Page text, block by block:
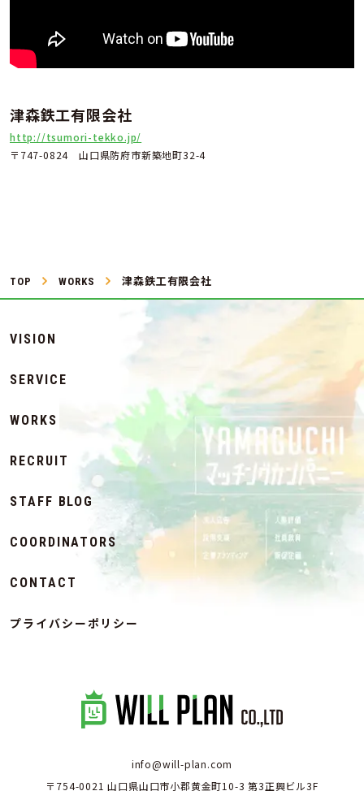
津森鉄工有限会社
http://tsumori-tekko.jp/
〒747-0824 山口県防府市新築地町32-4
TOP WORKS 津森鉄工有限会社
VISION
SERVICE
WORKS
RECRUIT
STAFF BLOG
COORDINATORS
CONTACT
プライバシーポリシー
info@will-plan.com
〒754-0021 山口県山口市小郡黄金町10-3 第3正興ビル3F